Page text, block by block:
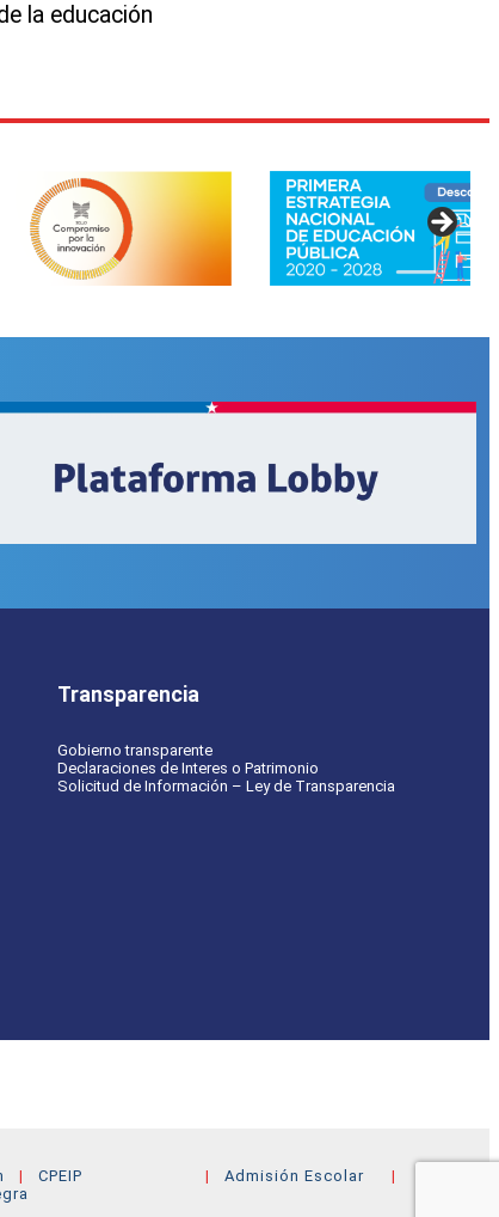
la educación
Transparencia
Gobierno transparente
Declaraciones de Interes o Patrimonio
Solicitud de Información – Ley de Transparencia
CPEIP
Admisión Escolar